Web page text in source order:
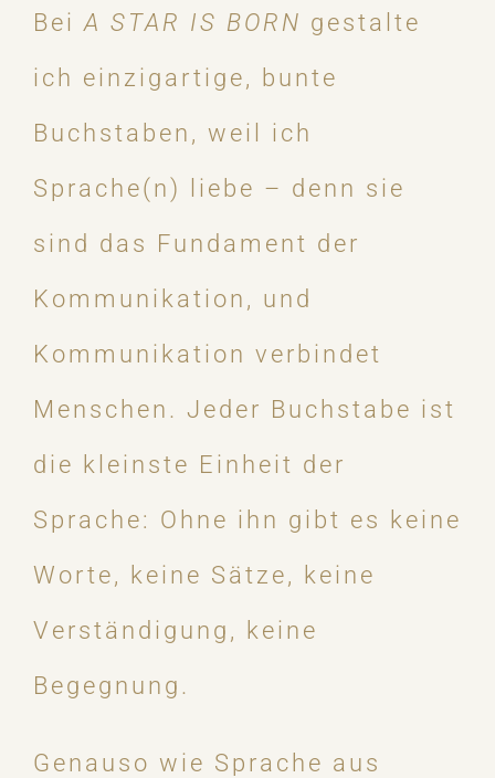
Bei A STAR IS BORN gestalte
ich einzigartige, bunte
Buchstaben, weil ich
Sprache(n) liebe – denn sie
sind das Fundament der
Kommunikation, und
Kommunikation verbindet
Menschen. Jeder Buchstabe ist
die kleinste Einheit der
Sprache: Ohne ihn gibt es keine
Worte, keine Sätze, keine
Verständigung, keine
Begegnung.
Genauso wie Sprache aus